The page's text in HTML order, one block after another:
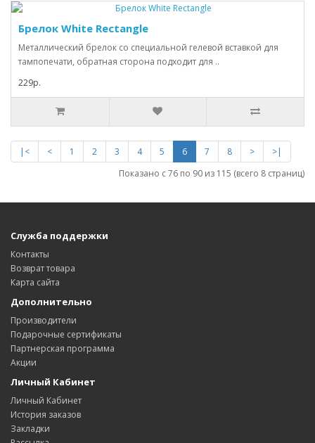
Брелок White Rectangle
Металлический брелок со специальной гелевой вставкой для
тампопечати, обратная сторона подходит для ..
229р.
|< < 1 2 3 4 5 6 7 8 >
>|
Показано с 76 по 90 из 115 (всего 8 страниц)
Служба поддержки
Контакты
Возврат товара
Карта сайта
Дополнительно
Производители
Подарочные сертификаты
Партнерская программа
Акции
Личный Кабинет
Личный Кабинет
История заказов
Закладки